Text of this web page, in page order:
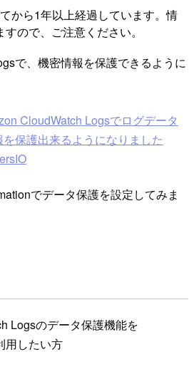
から1年以上経過しています。情
ので、ご注意ください。
で、機密情報を保護できるように
CloudWatch Logsでログデータ
保護出来るようになりました
でデータ保護を設定してみま
Logsのデータ保護機能を
用したい方